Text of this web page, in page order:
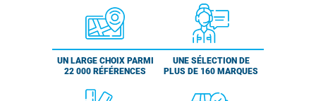
UN LARGE CHOIX PARMI
22 000 RÉFÉRENCES
UNE SÉLECTION DE
PLUS DE 160 MARQUES